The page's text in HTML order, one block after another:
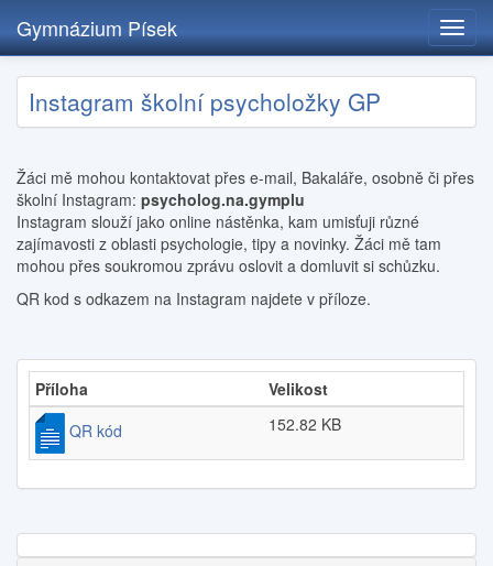
Přejít
hlavnímu
Gymnázium Písek
Instagram školní psycholožky GP
Žáci mě mohou kontaktovat přes e-mail, Bakaláře, osobně či přes
školní Instagram: psycholog.na.gymplu
Instagram slouží jako online nástěnka, kam umisťuji různé
zajímavosti z oblasti psychologie, tipy a novinky. Žáci mě tam
mohou přes soukromou zprávu oslovit a domluvit si schůzku.
QR kod s odkazem na Instagram najdete v příloze.
Příloha
Velikost
QR kód
152.82 KB